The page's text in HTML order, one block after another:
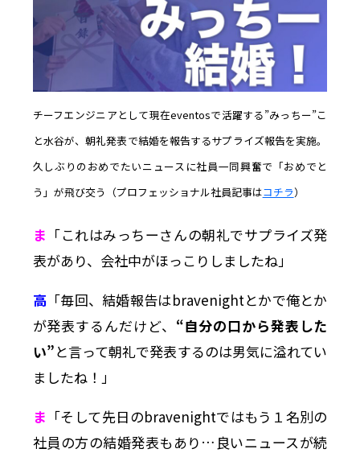
チーフエンジニアとして現在eventosで活躍する”みっちー”こ
と水谷が、朝礼発表で結婚を報告するサプライズ報告を実施。
久しぶりのおめでたいニュースに社員一同興奮で「おめでと
う」が飛び交う（プロフェッショナル社員記事はコチラ）
ま 「これはみっちーさんの朝礼でサプライズ発
表があり、会社中がほっこりしましたね」
高 「毎回、結婚報告はbravenightとかで俺とか
が発表するんだけど、 “自分の口から発表した
い”と言って朝礼で発表するのは男気に溢れてい
ましたね！」
ま 「そして先日のbravenightではもう１名別の
社員の方の結婚発表もあり…良いニュースが続